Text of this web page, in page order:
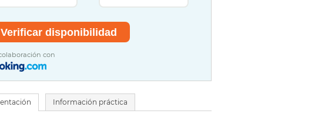
con
Información práctica